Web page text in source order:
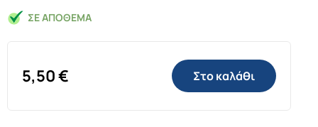
ΣΕ ΑΠΌΘΕΜΑ
5,50€ Στο καλάθι